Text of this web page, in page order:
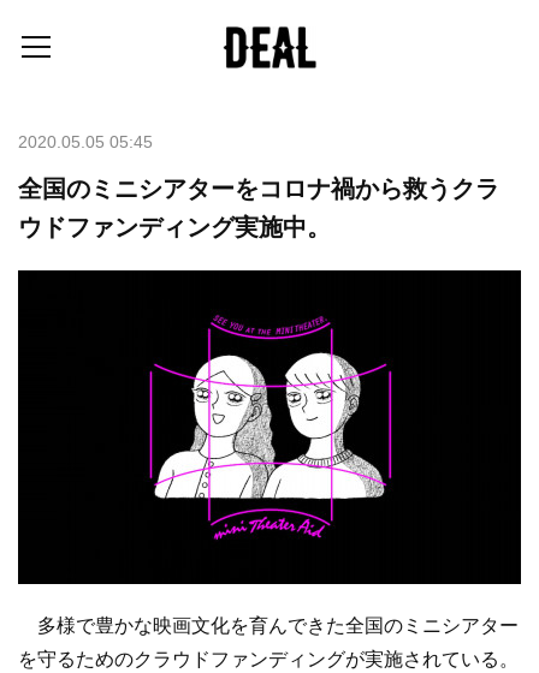
2020.05.05 05:45
全国のミニシアターをコロナ禍から救うクラ
ウドファンディング実施中。
多様で豊かな映画文化を育んできた全国のミニシアター
を守るためのクラウドファンディングが実施されている。